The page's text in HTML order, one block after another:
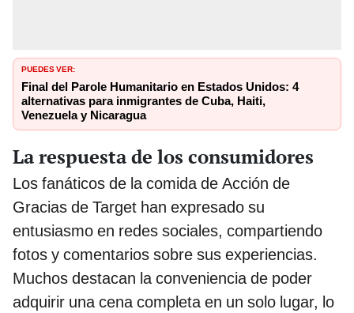
PUEDES VER:
Final del Parole Humanitario en Estados Unidos: 4
alternativas para inmigrantes de Cuba, Haiti,
Venezuela y Nicaragua
La respuesta de los consumidores
Los fanáticos de la comida de Acción de
Gracias de Target han expresado su
entusiasmo en redes sociales, compartiendo
fotos y comentarios sobre sus experiencias.
Muchos destacan la conveniencia de poder
adquirir una cena completa en un solo lugar, lo